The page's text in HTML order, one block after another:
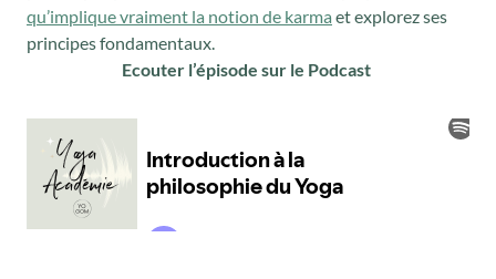
qu’implique vraiment la notion de karma et explorez ses
principes fondamentaux.
Ecouter l’épisode sur le Podcast